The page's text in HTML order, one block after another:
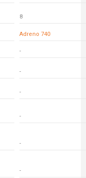
8
Adreno 740
-
-
-
-
-
-